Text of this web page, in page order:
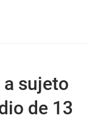
a sujeto
de 13